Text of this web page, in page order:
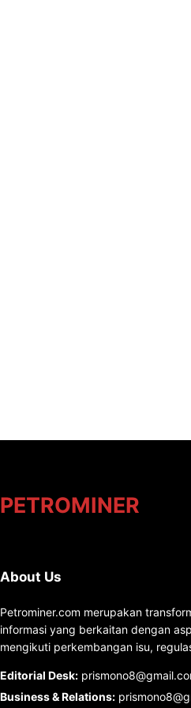
PETROMINER
About Us
Petrominer.com merupakan
informasi yang berkaitan dengan
mengikuti perkembangan isu,
Editorial Desk:
Business & Relations: